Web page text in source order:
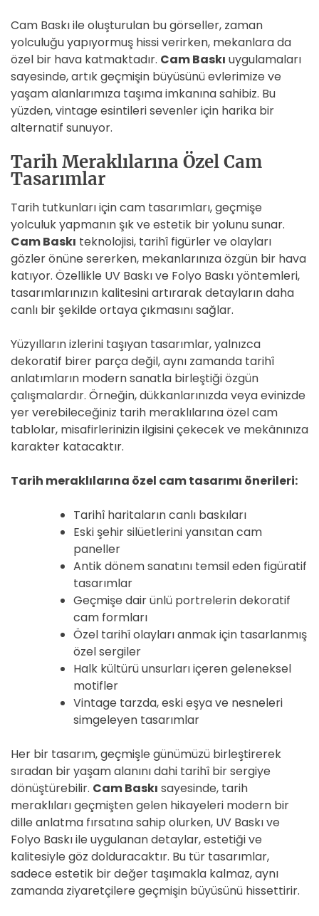
Cam Baskı ile oluşturulan bu görseller, zaman
yolculuğu yapıyormuş hissi verirken, mekanlara da
özel bir hava katmaktadır. Cam Baskı uygulamaları
sayesinde, artık geçmişin büyüsünü evlerimize ve
yaşam alanlarımıza taşıma imkanına sahibiz. Bu
yüzden, vintage esintileri sevenler için harika bir
alternatif sunuyor.
Tarih Meraklılarına Özel Cam
Tasarımlar
Tarih tutkunları için cam tasarımları, geçmişe
yolculuk yapmanın şık ve estetik bir yolunu sunar.
Cam Baskı teknolojisi, tarihî figürler ve olayları
gözler önüne sererken, mekanlarınıza özgün bir hava
katıyor. Özellikle UV Baskı ve Folyo Baskı yöntemleri,
tasarımlarınızın kalitesini artırarak detayların daha
canlı bir şekilde ortaya çıkmasını sağlar.
Yüzyılların izlerini taşıyan tasarımlar, yalnızca
dekoratif birer parça değil, aynı zamanda tarihî
anlatımların modern sanatla birleştiği özgün
çalışmalardır. Örneğin, dükkanlarınızda veya evinizde
yer verebileceğiniz tarih meraklılarına özel cam
tablolar, misafirlerinizin ilgisini çekecek ve mekânınıza
karakter katacaktır.
Tarih meraklılarına özel cam tasarımı önerileri:
Tarihî haritaların canlı baskıları
Eski şehir silüetlerini yansıtan cam
paneller
Antik dönem sanatını temsil eden figüratif
tasarımlar
Geçmişe dair ünlü portrelerin dekoratif
cam formları
Özel tarihî olayları anmak için tasarlanmış
özel sergiler
Halk kültürü unsurları içeren geleneksel
motifler
Vintage tarzda, eski eşya ve nesneleri
simgeleyen tasarımlar
Her bir tasarım, geçmişle günümüzü birleştirerek
sıradan bir yaşam alanını dahi tarihî bir sergiye
dönüştürebilir. Cam Baskı sayesinde, tarih
meraklıları geçmişten gelen hikayeleri modern bir
dille anlatma fırsatına sahip olurken, UV Baskı ve
Folyo Baskı ile uygulanan detaylar, estetiği ve
kalitesiyle göz dolduracaktır. Bu tür tasarımlar,
sadece estetik bir değer taşımakla kalmaz, aynı
zamanda ziyaretçilere geçmişin büyüsünü hissettirir.